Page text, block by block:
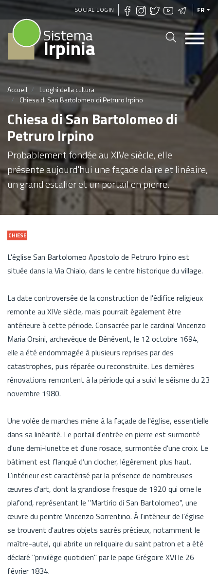
Aller
au
contenu
SOCIAL LOGIN FR
Sistema
Irpinia
Accueil
Luoghi della cultura
Chiesa di San Bartolomeo di Petruro Irpino
Chiesa di San Bartolomeo di
Petruro Irpino
Probablement fondée au XIVe siècle, elle
présente aujourd'hui une façade claire et linéaire,
un grand escalier et un portail en pierre.
CHIESE
L'église San Bartolomeo Apostolo de Petruro Irpino est
située dans la Via Chiaio, dans le centre historique du village.
La date controversée de la construction de l'édifice religieux
remonte au XIVe siècle, mais pourrait également être
antérieure à cette période. Consacrée par le cardinal Vincenzo
Maria Orsini, archevêque de Bénévent, le 12 octobre 1694,
elle a été endommagée à plusieurs reprises par des
catastrophes, puis réparée ou reconstruite. Les dernières
rénovations remontent à la période qui a suivi le séisme du 23
novembre 1980.
Une volée de marches mène à la façade de l'église, essentielle
dans sa linéarité. Le portail d'entrée en pierre est surmonté
d'une demi-lunette et d'une rosace, surmontée d'une croix. Le
bâtiment est flanqué d’un clocher, légèrement plus haut.
L’intérieur est caractérisé par la présence de nombreuses
œuvres d'art, dont la grandiose fresque de 1920 qui orne le
plafond, représentant le "Martirio di San Bartolomeo", une
œuvre du peintre Vincenzo Sorrentino. À l'intérieur de l'église
se trouvent d'autres objets sacrés précieux, notamment le
maître-autel, qui abrite un reliquaire du saint patron et a été
déclaré "privilège quotidien" par le pape Grégoire XVI le 26
février 1834.